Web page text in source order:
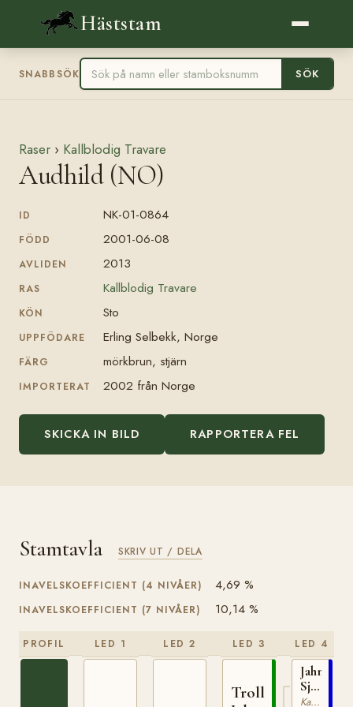
Häststam
SNABBSÖK SÖK
Raser › Kallblodig Travare
Audhild (NO)
ID NK-01-0864
FÖDD 2001-06-08
AVLIDEN 2013
RAS Kallblodig Travare
KÖN Sto
UPPFÖDARE Erling Selbekk, Norge
FÄRG mörkbrun, stjärn
IMPORTERAT 2002 från Norge
SKICKA IN BILD RAPPORTERA FEL
Stamtavla SKRIV UT / DELA
INAVELSKOEFFICIENT (4 NIVÅER) 4,69 %
INAVELSKOEFFICIENT (7 NIVÅER) 10,14 %
PROFIL LED 1 LED 2 LED 3
Troll
LED 4
Jahn
Sjur
(NO)
Kallblodig Travare